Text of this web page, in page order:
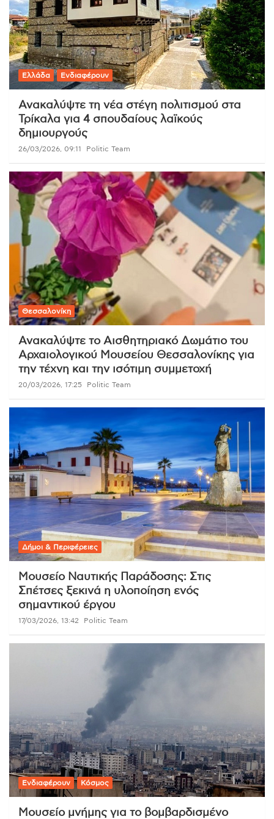
Ελλάδα Ενδιαφέρουν
Ανακαλύψτε τη νέα στέγη πολιτισμού στα
Τρίκαλα για 4 σπουδαίους λαϊκούς
δημιουργούς
26/03/2026, 09:11 Politic Team
Θεσσαλονίκη
Ανακαλύψτε το Αισθητηριακό Δωμάτιο του
Αρχαιολογικού Μουσείου Θεσσαλονίκης για
την τέχνη και την ισότιμη συμμετοχή
20/03/2026, 17:25 Politic Team
Δήμοι & Περιφέρειες
Μουσείο Ναυτικής Παράδοσης: Στις
Σπέτσες ξεκινά η υλοποίηση ενός
σημαντικού έργου
17/03/2026, 13:42 Politic Team
Ενδιαφέρουν Κόσμος
Μουσείο μνήμης για το βομβαρδισμένο